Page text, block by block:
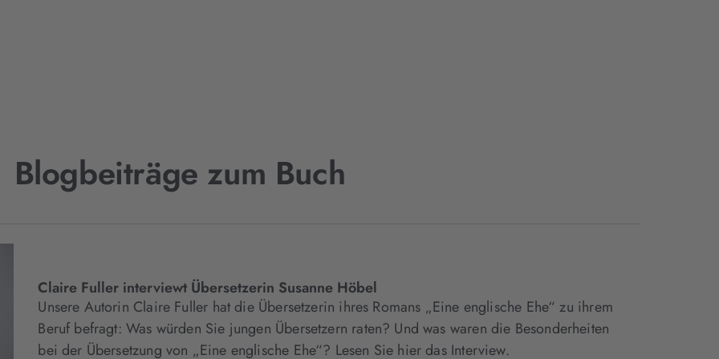
Blogbeiträge zum Buch
Claire Fuller interviewt Übersetzerin Susanne Höbel
Unsere Autorin Claire Fuller hat die Übersetzerin ihres Romans „Eine englische Ehe“ zu ihrem
Beruf befragt: Was würden Sie jungen Übersetzern raten? Und was waren die Besonderheiten
bei der Übersetzung von „Eine englische Ehe“? Lesen Sie hier das Interview.